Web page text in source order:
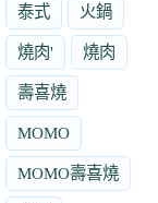
泰式 火鍋
燒肉' 燒肉
壽喜燒
MOMO
MOMO壽喜燒